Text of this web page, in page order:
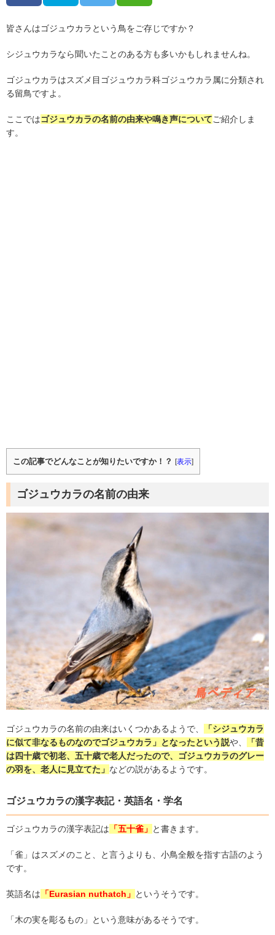
皆さんはゴジュウカラという鳥をご存じですか？
シジュウカラなら聞いたことのある方も多いかもしれませんね。
ゴジュウカラはスズメ目ゴジュウカラ科ゴジュウカラ属に分類され
る留鳥ですよ。
ここではゴジュウカラの名前の由来や鳴き声についてご紹介しま
す。
この記事でどんなことが知りたいですか！？ [表示]
ゴジュウカラの名前の由来
ゴジュウカラの名前の由来はいくつかあるようで、
「シジュウカラ
に似て非なるものなのでゴジュウカラ」となったという説や、
「昔
は四十歳で初老、五十歳で老人だったので、ゴジュウカラのグレー
の羽を、老人に見立てた」 などの説があるようです。
ゴジュウカラの漢字表記・英語名・学名
ゴジュウカラの漢字表記は 「五十雀」 と書きます。
「雀」はスズメのこと、と言うよりも、小鳥全般を指す古語のよう
です。
英語名は 「Eurasian nuthatch 」 というそうです。
「木の実を彫るもの」という意味があるそうです。